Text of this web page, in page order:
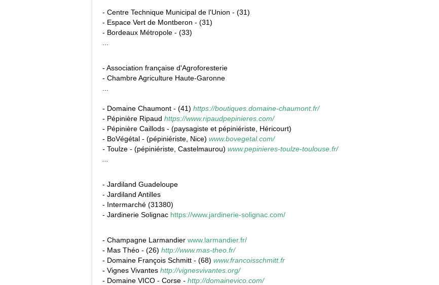
- Centre Technique Municipal de l'Union - (31)
- Espace Vert de Montberon - (31)
- Bordeaux Métropole - (33)
- Association française d'Agroforesterie
- Chambre Agriculture Haute-Garonne
- Domaine Chaumont - (41) https://boutiques.domaine-chaumont.fr/
- Pépinière Ripaud https://www.ripaudpepinieres.com/
- Pépinière Caillods - (paysagiste et pépiniériste, Héricourt)
- BoVégétal - (pépiniériste, Nice) www.bovegetal.com/
- Toulze - (pépiniériste, Castelmaurou) www.pepinieres-toulze-toulouse.fr/
- Jardiland Guadeloupe
- Jardiland Antilles
- Intermarché (31380)
- Jardinerie Solignac https://www.jardinerie-solignac.com/
- Champagne Larmandier www.larmandier.fr/
- Mas Théo - (26) http://www.mas-theo.fr/
- Domaine François Schmitt - (68) www.francoisschmitt.fr
- Vignes Vivantes http://vignesvivantes.org/
- Domaine VICO - Corse - http://domainevico.com/